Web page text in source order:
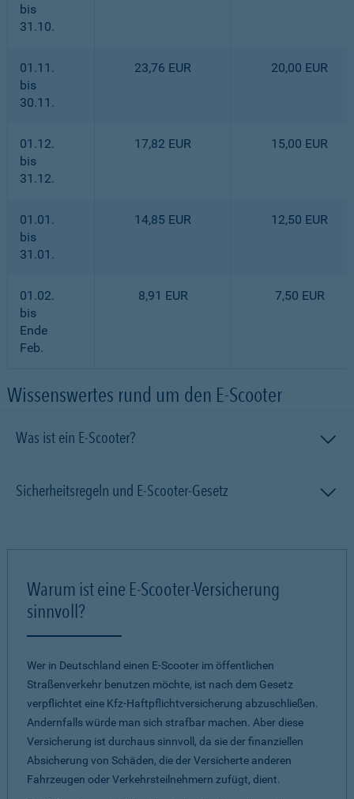
bis
31.10.
01.11.
bis
30.11.
23,76 EUR 20,00 EUR
01.12.
bis
31.12.
17,82 EUR 15,00 EUR
01.01.
bis
31.01.
14,85 EUR 12,50 EUR
01.02.
bis
Ende
Feb.
8,91 EUR 7,50 EUR
Wissenswertes rund um den E-Scooter
Was ist ein E-Scooter?
Sicherheitsregeln und E-Scooter-Gesetz
Warum ist eine E-Scooter-Versicherung
sinnvoll?
Wer in Deutschland einen E-Scooter im öffentlichen
Straßenverkehr benutzen möchte, ist nach dem Gesetz
verpflichtet eine Kfz-Haftpflichtversicherung abzuschließen.
Andernfalls würde man sich strafbar machen. Aber diese
Versicherung ist durchaus sinnvoll, da sie der finanziellen
Absicherung von Schäden, die der Versicherte anderen
Fahrzeugen oder Verkehrsteilnehmern zufügt, dient.